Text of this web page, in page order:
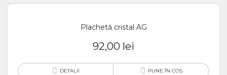
Plachetă cristal AG
92,00 lei
DETALII PUNE ÎN COȘ